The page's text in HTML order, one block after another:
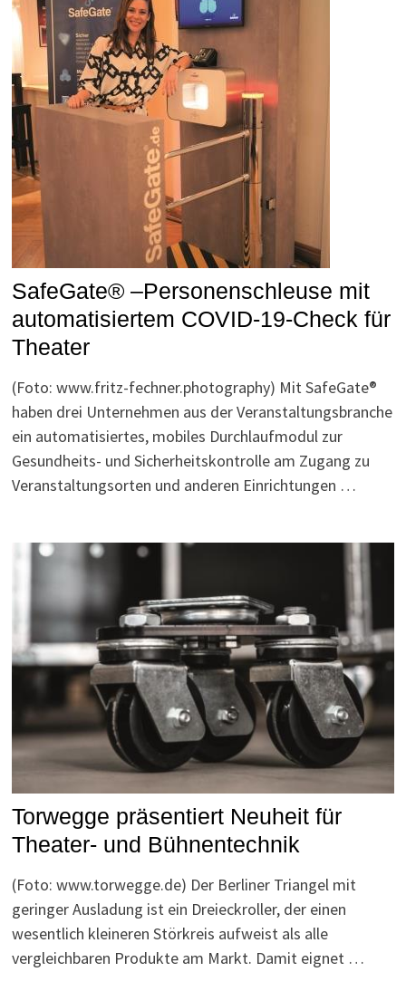
SafeGate® –Personenschleuse mit
automatisiertem COVID-19-Check für
Theater
(Foto: www.fritz-fechner.photography) Mit SafeGate®
haben drei Unternehmen aus der Veranstaltungsbranche
ein automatisiertes, mobiles Durchlaufmodul zur
Gesundheits- und Sicherheitskontrolle am Zugang zu
Veranstaltungsorten und anderen Einrichtungen …
Torwegge präsentiert Neuheit für
Theater- und Bühnentechnik
(Foto: www.torwegge.de) Der Berliner Triangel mit
geringer Ausladung ist ein Dreieckroller, der einen
wesentlich kleineren Störkreis aufweist als alle
vergleichbaren Produkte am Markt. Damit eignet …